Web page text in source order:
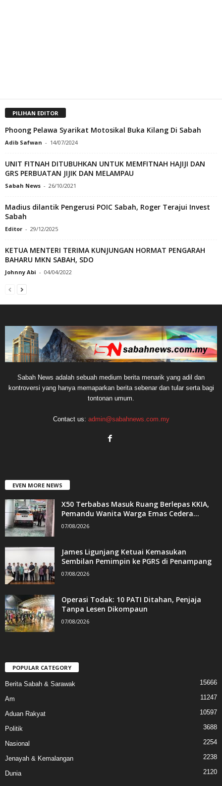
PILIHAN EDITOR
Phoong Pelawa Syarikat Motosikal Buka Kilang Di Sabah
Adib Safwan - 14/07/2024
UNIT FITNAH DITUBUHKAN UNTUK MEMFITNAH HAJIJI DAN
GRS PERBUATAN JIJIK DAN MELAMPAU
Sabah News - 26/10/2021
Madius dilantik Pengerusi POIC Sabah, Roger Terajui Invest
Sabah
Editor - 29/12/2025
KETUA MENTERI TERIMA KUNJUNGAN HORMAT PENGARAH
BAHARU MKN SABAH, SDO
Johnny Abi - 04/04/2022
Sabah News adalah sebuah medium berita menarik yang adil dan
kontroversi yang hanya memaparkan berita sebenar dan tular serta bagi
tontonan umum.
Contact us: admin@sabahnews.com.my
EVEN MORE NEWS
X50 Terbabas Masuk Ruang Berlepas KKIA,
Pemandu Wanita Warga Emas Cedera...
07/08/2026
James Ligunjang Ketuai Kemasukan
Sembilan Pemimpin ke PGRS di Penampang
07/08/2026
Operasi Todak: 10 PATI Ditahan, Penjaja
Tanpa Lesen Dikompaun
07/08/2026
POPULAR CATEGORY
Berita Sabah & Sarawak 15666
Am 11247
Aduan Rakyat 10597
Politik 3688
Nasional 2254
Jenayah & Kemalangan 2238
Dunia 2120